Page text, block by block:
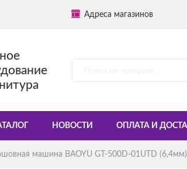
Адреса магазинов
НОВОСТИ ОПЛАТА И
машина BAOYU GT-500D-01UTD